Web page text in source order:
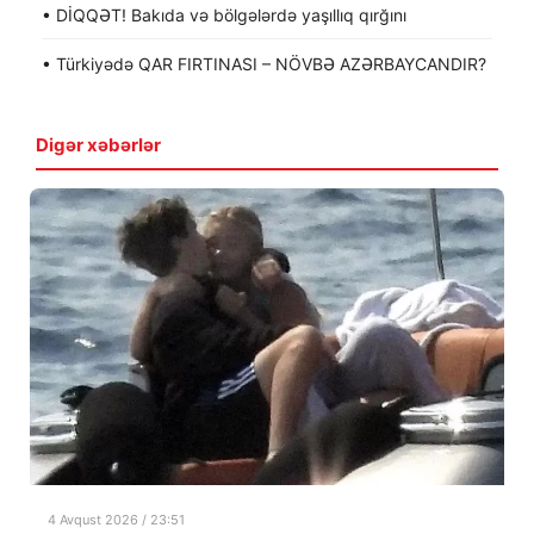
• DİQQƏT! Bakıda və bölgələrdə yaşıllıq qırğını
• Türkiyədə QAR FIRTINASI – NÖVBƏ AZƏRBAYCANDIR?
Digər xəbərlər
4 Avqust 2026 / 23:51